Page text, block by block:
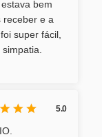
bem
receber e a
super fácil,
5.0